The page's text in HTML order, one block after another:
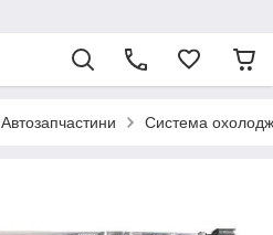
Автозапчастини Система